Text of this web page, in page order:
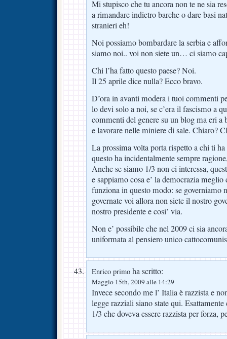
Mi stupisco che tu ancora non te ne sia
a rimandare indietro barche o dare basi
stranieri eh!
Noi possiamo bombardare la serbia e
siamo noi.. voi non siete un… ci siamo
Chi l’ha fatto questo paese? Noi.
Il 25 aprile dice nulla? Ecco bravo.
D’ora in avanti modera i tuoi commenti
lo devi solo a noi, se c’era il fascismo a
commenti del genere su un blog ma eri
e lavorare nelle miniere di sale. Chiaro?
La prossima volta porta rispetto a chi ti ha
questo ha incidentalmente sempre
Anche se siamo 1/3 non ci interessa,
e sappiamo cosa e’ la democrazia
funziona in questo modo: se governiamo
governate voi allora non siete il nostro
nostro presidente e cosi’ via.
Non e’ possibile che nel 2009 ci sia
uniformata al pensiero unico
Enrico primo ha scritto:
Maggio 15th, 2009 alle 14:29
Invece secondo me l’ Italia è razzista e
legge razziali siano state qui.
1/3 che doveva essere razzista per forza,